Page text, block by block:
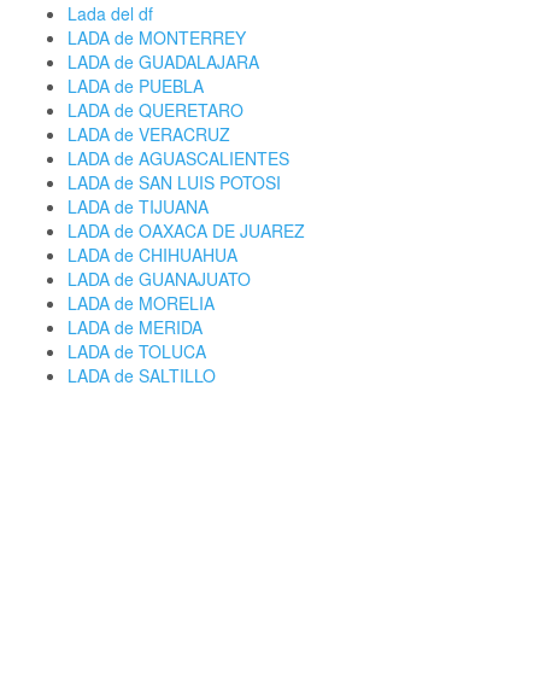
Lada del df
LADA de MONTERREY
LADA de GUADALAJARA
LADA de PUEBLA
LADA de QUERETARO
LADA de VERACRUZ
LADA de AGUASCALIENTES
LADA de SAN LUIS POTOSI
LADA de TIJUANA
LADA de OAXACA DE JUAREZ
LADA de CHIHUAHUA
LADA de GUANAJUATO
LADA de MORELIA
LADA de MERIDA
LADA de TOLUCA
LADA de SALTILLO